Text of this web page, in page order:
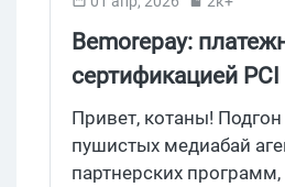
Bemorepay:
сертификацией PCI
Привет, котаны!
пушистых медиабай
партнерских